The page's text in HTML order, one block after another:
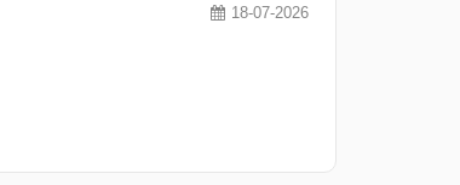
18-07-2026